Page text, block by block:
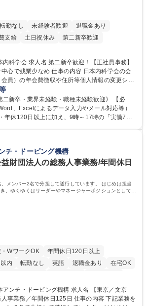
転勤なし 未経験者歓迎
退職金あり
支給 土日祝休み 第二新卒歓迎
迎！【正社員事務】
仕事の内容 日本内科学会の会
員）の年会費徴収や住所等個人情報の変更シス
をお任せします。将来的には、各種委員会の運
ていただきます。 【会員管理・データ
の住所変更、個人情報のシステム登録・更新
データの照合確認 【問い合わせ対応】 ・会員
心で残業少なめ
二新卒・業界未経験・職種未経験歓迎》 【必
、Excelによるデータ入力やメール対応等）
：大学院 大学 語学
チ・ドーピング機構
益財団法人の総務人事業務/年間休日
メンバー2名で分担して遂行しています。 はじめは担当
、ゆくゆくはリーダーやマネージャーポジションとして活
す。
WワークOK
年間休日120日以上
内
転勤なし 英語 退職金あり
在宅OK
ーピング機構 求人名 【東京／文京
間休日125日 仕事の内容 下記業務を